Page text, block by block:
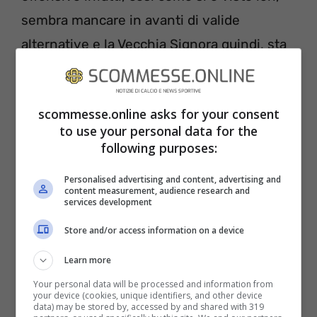
sembra mancare in avanti di valide
alternative e la Vecchia Signora quindi, sta
cercando un attaccante di buon livello da
inserire nella rosa.
scommesse.online asks for your consent
to use your personal data for the
following purposes:
Personalised advertising and content, advertising and
content measurement, audience research and
services development
Store and/or access information on a device
Learn more
Your personal data will be processed and information from
your device (cookies, unique identifiers, and other device
data) may be stored by, accessed by and shared with 319